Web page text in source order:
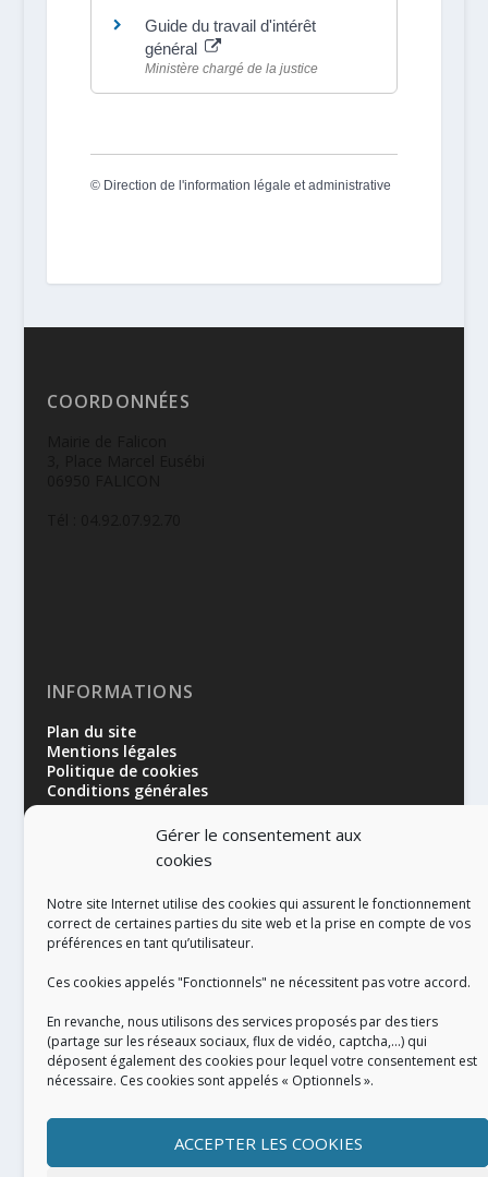
Gérer le consentement aux
cookies
Notre site Internet utilise des cookies qui assurent le fonctionnement
correct de certaines parties du site web et la prise en compte de vos
préférences en tant qu’utilisateur.
Ces cookies appelés "Fonctionnels" ne nécessitent pas votre accord.
En revanche, nous utilisons des services proposés par des tiers
(partage sur les réseaux sociaux, flux de vidéo, captcha,...) qui
déposent également des cookies pour lequel votre consentement est
nécessaire. Ces cookies sont appelés « Optionnels ».
ACCEPTER LES COOKIES
Guide du travail d'intérêt
général
Ministère chargé de la justice
© Direction de l'information légale et administrative
COORDONNÉES
INFORMATIONS
Plan du site
Mentions légales
Politique de cookies
Conditions générales